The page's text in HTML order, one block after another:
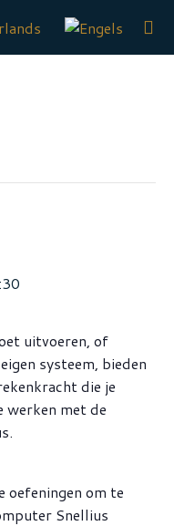
uitvoeren, of
systeem, bieden
die je
werken met de
oefeningen om te
Snellius